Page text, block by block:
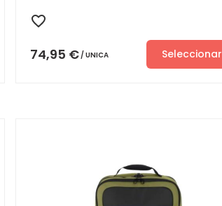
74,95 € UNICA Seleccionar